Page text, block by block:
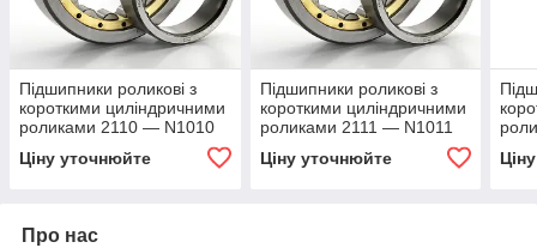
Підшипники роликові з
короткими циліндричними
роликами 2110 — N1010
Ціну уточнюйте
Підшипники роликові з
короткими циліндричними
роликами 2111 — N1011
Ціну уточнюйте
Про нас